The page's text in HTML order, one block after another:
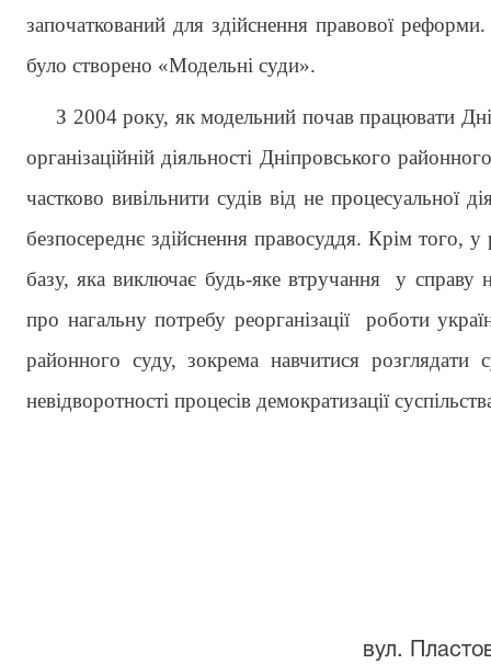
започаткований для здійснення правової
було створено «Модельні суди».
З 2004 року, як модельний почав працювати
організаційній діяльності Дніпровського
частково вивільнити судів від не процесуальної
безпосереднє здійснення правосуддя. Крім того,
базу, яка виключає будь-яке втручання у справу
про нагальну потребу реорганізації роботи
районного суду, зокрема навчитися
невідворотності процесів демократизації
вул.